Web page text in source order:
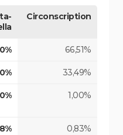
Circonscription
66,51%
33,49%
1,00%
0,83%